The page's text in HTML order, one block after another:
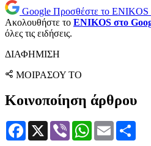
Google Προσθέστε το ENIKOS
Ακολουθήστε το ENIKOS στο
όλες τις ειδήσεις.
ΔΙΑΦΗΜΙΣΗ
ΜΟΙΡΑΣΟΥ ΤΟ
Κοινοποίηση άρθρου
Facebook
X Viber WhatsApp
Email